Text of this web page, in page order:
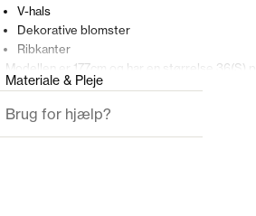
V-hals
Dekorative blomster
Ribkanter
Modellen er 177cm og har en størrelse 36(S) på
Materiale & Pleje
Brug for hjælp?